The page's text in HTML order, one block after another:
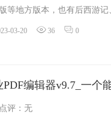
等地方版本，也有后西游
03-20 36 0
PDF编辑器v9.7_一个
评：无